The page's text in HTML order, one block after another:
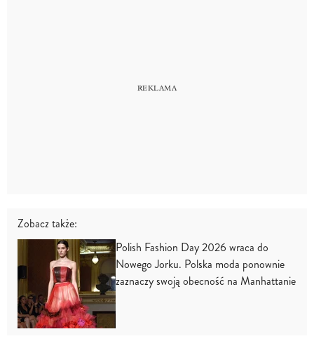
Zobacz także:
Polish Fashion Day 2026 wraca do
Nowego Jorku. Polska moda ponownie
zaznaczy swoją obecność na Manhattanie